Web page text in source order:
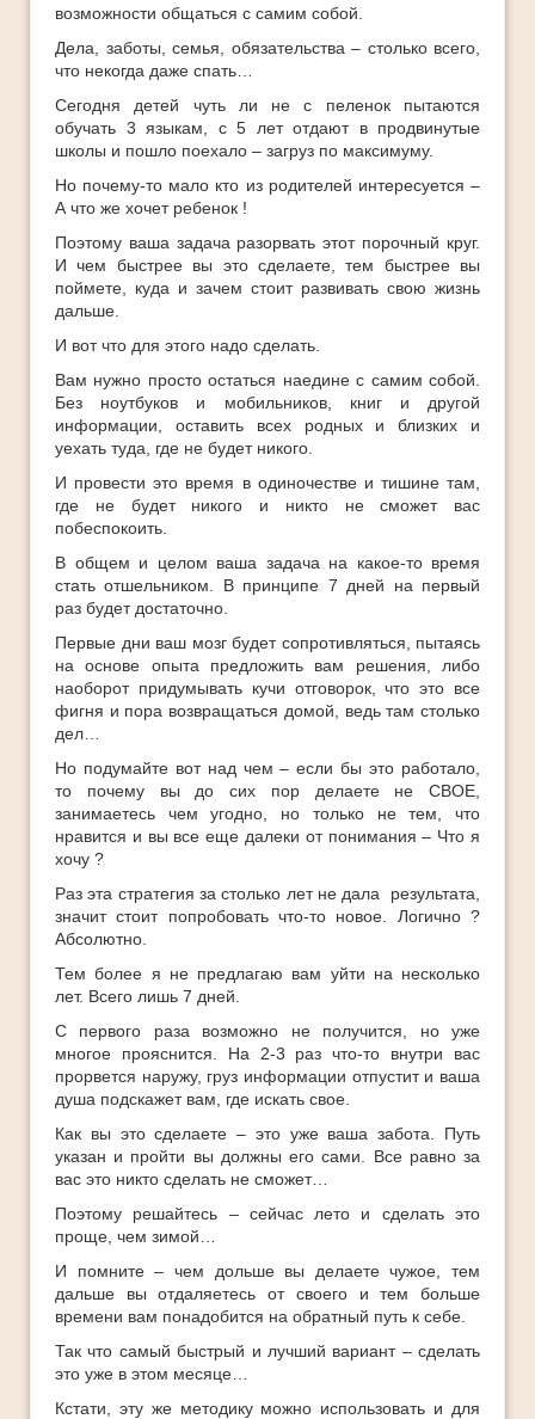
возможности общаться с самим собой.
Дела, заботы, семья, обязательства – столько всего,
что некогда даже спать…
Сегодня детей чуть ли не с пеленок пытаются
обучать 3 языкам, с 5 лет отдают в продвинутые
школы и пошло поехало – загруз по максимуму.
Но почему-то мало кто из родителей интересуется –
А что же хочет ребенок !
Поэтому ваша задача разорвать этот порочный круг.
И чем быстрее вы это сделаете, тем быстрее вы
поймете, куда и зачем стоит развивать свою жизнь
дальше.
И вот что для этого надо сделать.
Вам нужно просто остаться наедине с самим собой.
Без ноутбуков и мобильников, книг и другой
информации, оставить всех родных и близких и
уехать туда, где не будет никого.
И провести это время в одиночестве и тишине там,
где не будет никого и никто не сможет вас
побеспокоить.
В общем и целом ваша задача на какое-то время
стать отшельником. В принципе 7 дней на первый
раз будет достаточно.
Первые дни ваш мозг будет сопротивляться, пытаясь
на основе опыта предложить вам решения, либо
наоборот придумывать кучи отговорок, что это все
фигня и пора возвращаться домой, ведь там столько
дел…
Но подумайте вот над чем – если бы это работало,
то почему вы до сих пор делаете не СВОЕ,
занимаетесь чем угодно, но только не тем, что
нравится и вы все еще далеки от понимания – Что я
хочу ?
Раз эта стратегия за столько лет не дала результата,
значит стоит попробовать что-то новое. Логично ?
Абсолютно.
Тем более я не предлагаю вам уйти на несколько
лет. Всего лишь 7 дней.
С первого раза возможно не получится, но уже
многое прояснится. На 2-3 раз что-то внутри вас
прорвется наружу, груз информации отпустит и ваша
душа подскажет вам, где искать свое.
Как вы это сделаете – это уже ваша забота. Путь
указан и пройти вы должны его сами. Все равно за
вас это никто сделать не сможет…
Поэтому решайтесь – сейчас лето и сделать это
проще, чем зимой…
И помните – чем дольше вы делаете чужое, тем
дальше вы отдаляетесь от своего и тем больше
времени вам понадобится на обратный путь к себе.
Так что самый быстрый и лучший вариант – сделать
это уже в этом месяце…
Кстати, эту же методику можно использовать и для